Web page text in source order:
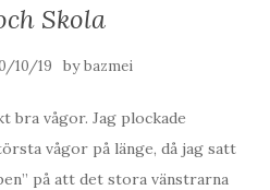
Skola
10/19 bybazmei
bra vågor. Jag plockade
vågor på länge, då jag satt
på att det stora vänstrarna